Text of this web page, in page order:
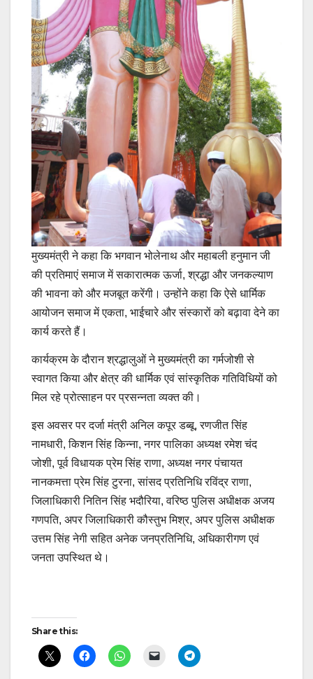
मुख्यमंत्री ने कहा कि भगवान भोलेनाथ और महाबली हनुमान जी
की प्रतिमाएं समाज में सकारात्मक ऊर्जा, श्रद्धा और जनकल्याण
की भावना को और मजबूत करेंगी। उन्होंने कहा कि ऐसे धार्मिक
आयोजन समाज में एकता, भाईचारे और संस्कारों को बढ़ावा देने का
कार्य करते हैं।
कार्यक्रम के दौरान श्रद्धालुओं ने मुख्यमंत्री का गर्मजोशी से
स्वागत किया और क्षेत्र की धार्मिक एवं सांस्कृतिक गतिविधियों को
मिल रहे प्रोत्साहन पर प्रसन्नता व्यक्त की।
इस अवसर पर दर्जा मंत्री अनिल कपूर डब्बू, रणजीत सिंह
नामधारी, किशन सिंह किन्ना, नगर पालिका अध्यक्ष रमेश चंद
जोशी, पूर्व विधायक प्रेम सिंह राणा, अध्यक्ष नगर पंचायत
नानकमत्ता प्रेम सिंह टुरना, सांसद प्रतिनिधि रविंद्र राणा,
जिलाधिकारी नितिन सिंह भदौरिया, वरिष्ठ पुलिस अधीक्षक अजय
गणपति, अपर जिलाधिकारी कौस्तुभ मिश्र, अपर पुलिस अधीक्षक
उत्तम सिंह नेगी सहित अनेक जनप्रतिनिधि, अधिकारीगण एवं
जनता उपस्थित थे।
Post
navigation
Share this: